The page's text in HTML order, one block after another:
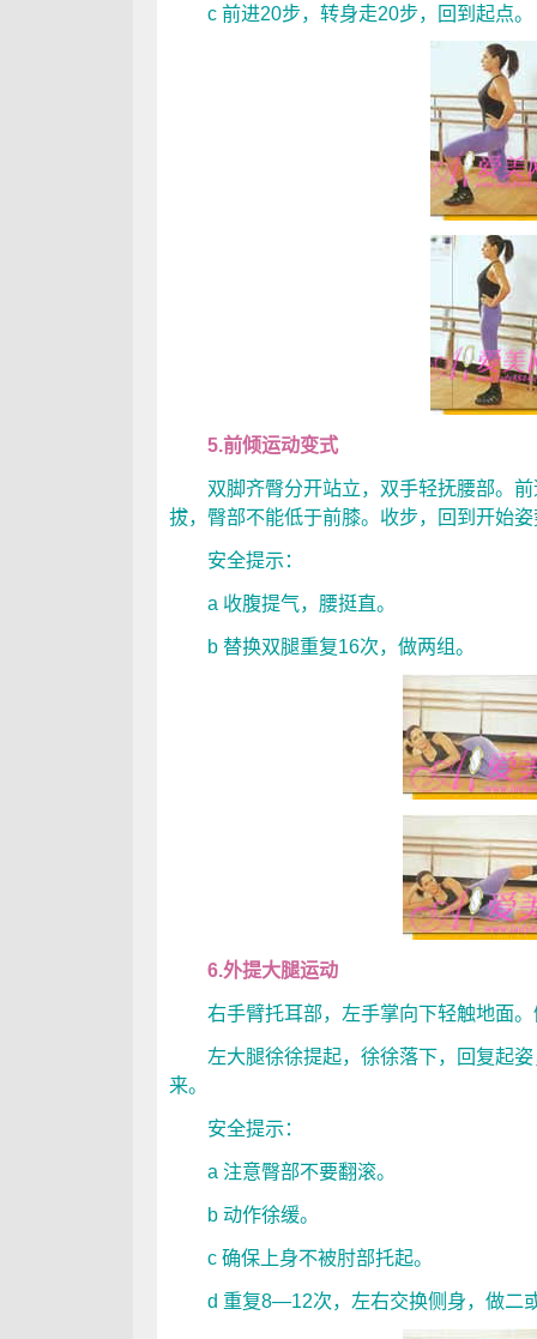
c 前进20步，转身走20步，回到起点。
5.前倾运动变式
双脚齐臀分开站立，双手轻抚腰部。前
拔，臀部不能低于前膝。收步，回到开始
安全提示：
a 收腹提气，腰挺直。
b 替换双腿重复16次，做两组。
6.外提大腿运动
右手臂托耳部，左手掌向下轻触地面。
左大腿徐徐提起，徐徐落下，回复起姿
来。
安全提示：
a 注意臀部不要翻滚。
b 动作徐缓。
c 确保上身不被肘部托起。
d 重复8—12次，左右交换侧身，做二